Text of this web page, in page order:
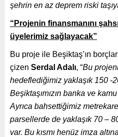
şehrin en az deprem riski
“Projenin finansmanını
üyelerimiz sağlayacak”
Bu proje ile Beşiktaş’ın
çizen Serdal Adalı, “Bu
hedeflediğimiz yaklaşık 150 -
Beşiktaşımızın banka ve
Ayrıca bahsettiğimiz
parsellerde de yaklaşık 70 –
var. Bu kısmı henüz imza